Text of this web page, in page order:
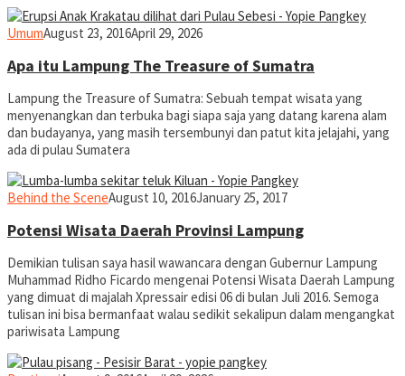
Umumyopiefranz
August 23, 2016April 29, 2026
Apa itu Lampung The Treasure of Sumatra
Lampung the Treasure of Sumatra: Sebuah tempat wisata yang
menyenangkan dan terbuka bagi siapa saja yang datang karena alam
dan budayanya, yang masih tersembunyi dan patut kita jelajahi, yang
ada di pulau Sumatera
Behind the Sceneyopiefranz
August 10, 2016January 25, 2017
Potensi Wisata Daerah Provinsi Lampung
Demikian tulisan saya hasil wawancara dengan Gubernur Lampung
Muhammad Ridho Ficardo mengenai Potensi Wisata Daerah Lampung
yang dimuat di majalah Xpressair edisi 06 di bulan Juli 2016. Semoga
tulisan ini bisa bermanfaat walau sedikit sekalipun dalam mengangkat
pariwisata Lampung